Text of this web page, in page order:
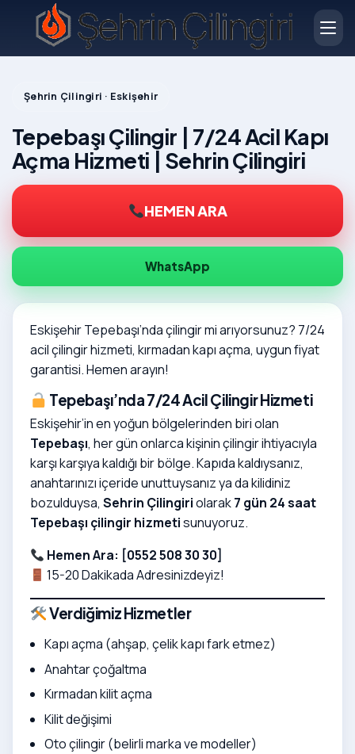
Şehrin Çilingiri · Eskişehir
Tepebaşı Çilingir | 7/24 Acil Kapı
Açma Hizmeti | Sehrin Çilingiri
HEMEN ARA
WhatsApp
Eskişehir Tepebaşı’nda çilingir mi arıyorsunuz? 7/24
acil çilingir hizmeti, kırmadan kapı açma, uygun fiyat
garantisi. Hemen arayın!
Tepebaşı’nda 7/24 Acil Çilingir Hizmeti
Eskişehir’in en yoğun bölgelerinden biri olan
Tepebaşı, her gün onlarca kişinin çilingir ihtiyacıyla
karşı karşıya kaldığı bir bölge. Kapıda kaldıysanız,
anahtarınızı içeride unuttuysanız ya da kilidiniz
bozulduysa, Sehrin Çilingiriolarak7 gün 24 saat
Tepebaşı çilingir hizmetisunuyoruz.
Hemen Ara: [0552 508 30 30]
15-20 Dakikada Adresinizdeyiz!
Verdiğimiz Hizmetler
Kapı açma (ahşap, çelik kapı fark etmez)
Anahtar çoğaltma
Kırmadan kilit açma
Kilit değişimi
Oto çilingir (belirli marka ve modeller)